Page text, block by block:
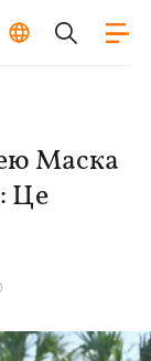
Маска
Це